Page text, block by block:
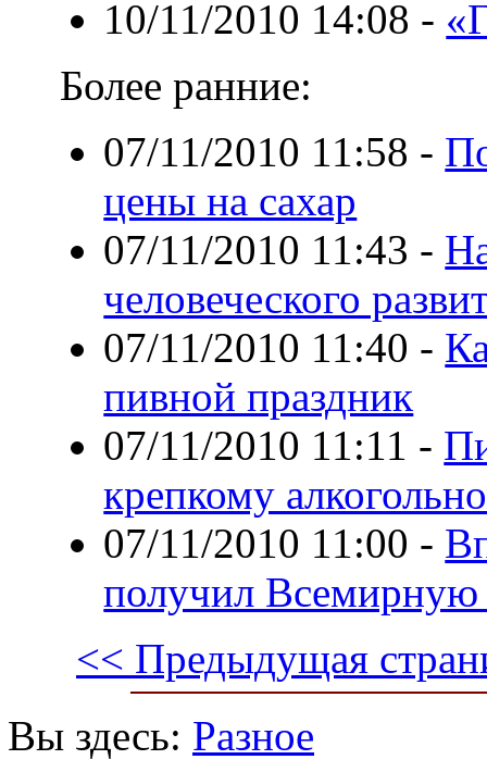
10/11/2010 14:08 -
Более ранние:
07/11/2010 11:58 -
цены на сахар
07/11/2010 11:43 -
человеческого
07/11/2010 11:40 -
пивной праздник
07/11/2010 11:11 -
крепкому
07/11/2010 11:00 -
получил
<< Предыдущая
Вы здесь: Разное